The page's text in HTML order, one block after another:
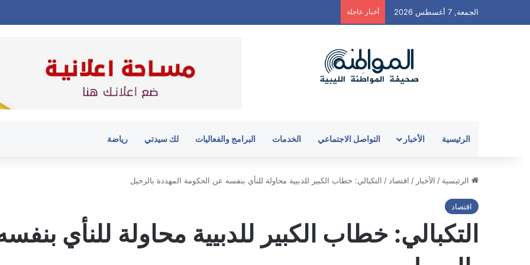
الجمعة, 7 أغسطس 2026 أخبار عاجلة
الرئيسية الأخبار التواصل الاجتماعي الخدمات البرامج والفعاليات لك سيدتي رياضة
الرئيسية / الأخبار / اقتصاد / التكبالي: خطاب الكبير للدبيية محاولة للنأي بنفسه عن الحكومة المهددة بالرحيل
اقتصاد
التكبالي: خطاب الكبير للدبيية محاولة للنأي